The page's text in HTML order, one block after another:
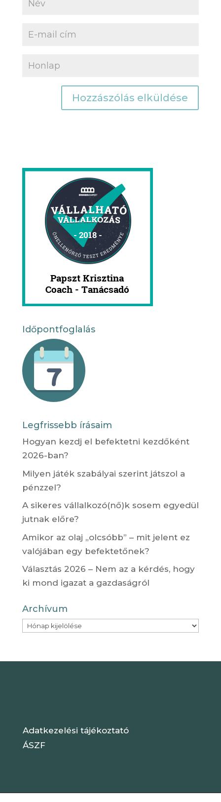
Időpontfoglalás
Legfrissebb írásaim
Hogyan kezdj el befektetni kezdőként
2026-ban?
Milyen játék szabályai szerint játszol a
pénzzel?
A sikeres vállalkozó(nő)k sosem egyedül
jutnak előre?
Amikor az olaj „olcsóbb” – mit jelent ez
valójában egy befektetőnek?
Választás 2026 – Nem az a kérdés, hogy
ki mond igazat a gazdaságról
Archívum
Archívum
Adatkezelési tájékoztató
ÁSZF